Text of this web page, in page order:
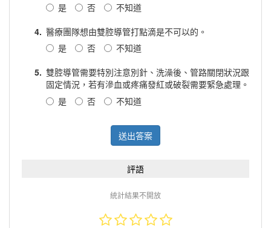
是
否
不知道
4. 醫療團隊想由雙腔導管打點滴是不可以的。
是
否
不知道
5. 雙腔導管需要特別注意別針、洗澡後、管路關閉狀況跟
固定情況，若有滲血或疼痛發紅或破裂需要緊急處理。
是
否 不知道
送出答案
評語
統計結果不開放